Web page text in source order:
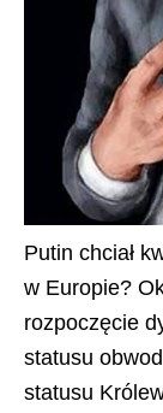
Putin chciał
w Europie?
rozpoczęcie
statusu
statusu